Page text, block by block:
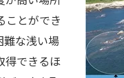
ことができ
難な浅い場
得できるほ